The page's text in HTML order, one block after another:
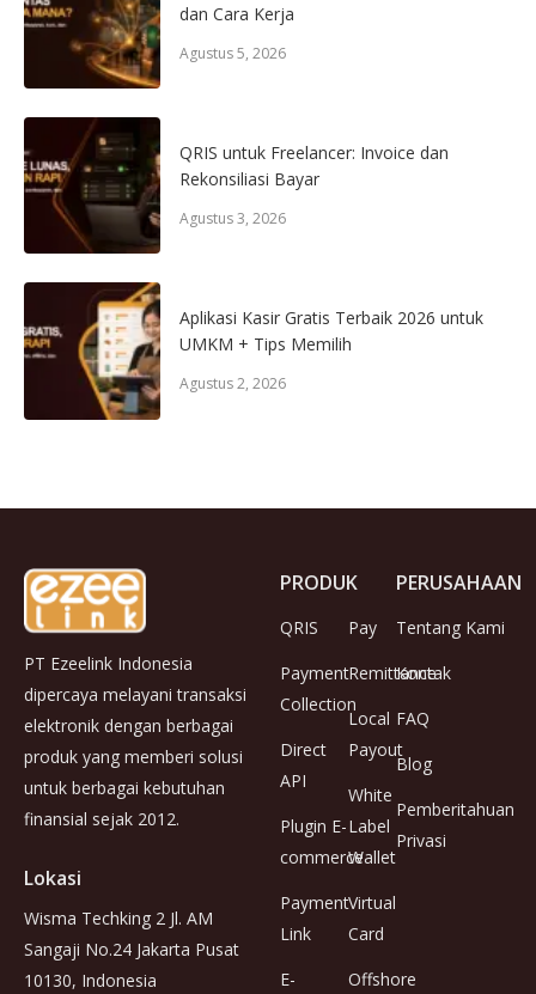
dan Cara Kerja
Agustus 5, 2026
QRIS untuk Freelancer: Invoice dan
Rekonsiliasi Bayar
Agustus 3, 2026
Aplikasi Kasir Gratis Terbaik 2026 untuk
UMKM + Tips Memilih
Agustus 2, 2026
PT Ezeelink Indonesia
dipercaya melayani transaksi
elektronik dengan berbagai
produk yang memberi solusi
untuk berbagai kebutuhan
finansial sejak 2012.
Lokasi
Wisma Techking 2 Jl. AM
Sangaji No.24 Jakarta Pusat
10130, Indonesia
PRODUK
QRIS
Payment
Collection
Direct
API
Plugin E-
commerce
Payment
Link
E-
Pay
Remittance
Local
Payout
White
Label
Wallet
Virtual
Card
Offshore
PERUSAHAAN
Tentang Kami
Kontak
FAQ
Blog
Pemberitahuan
Privasi